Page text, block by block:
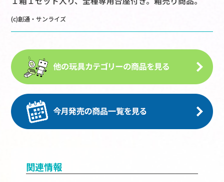
(c)創通・サンライズ
関連情報